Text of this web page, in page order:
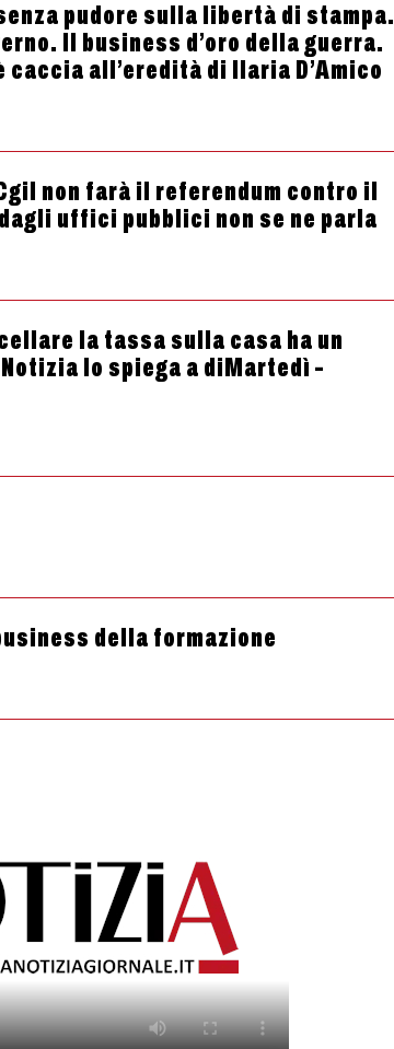
pudore sulla libertà di stampa.
Il business d’oro della guerra.
all’eredità di Ilaria D’Amico
non farà il referendum contro il
uffici pubblici non se ne parla
la tassa sulla casa ha un
lo spiega a diMartedì –
della formazione